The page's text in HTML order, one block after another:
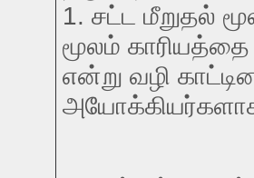
1. சட்ட மீறுதல்
மூலம்
என்று வழி